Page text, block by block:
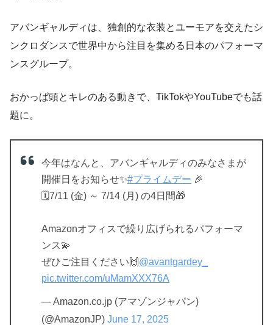
アバンギャルディは、独創的な衣装とユーモアを交えたシ
ンクロダンスで世界中から注目を集める日本のパフォーマ
ンスグループ。
おかっぱ頭とキレのある動きで、TikTokやYouTubeでも話
題に。
今年はなんと、アバンギャルディのみなさまが
開催日をお知らせ✨#プライムデー 🎉
🗓️7/11 (金) ～ 7/14 (月) の4日間🎁
Amazonオフィスで繰り広げられるパフォーマ
ンス💫
ぜひご注目ください🙌 @avantgardey_
pic.twitter.com/uMamXXX76A
— Amazon.co.jp (アマゾンジャパン)
(@AmazonJP) June 17, 2025